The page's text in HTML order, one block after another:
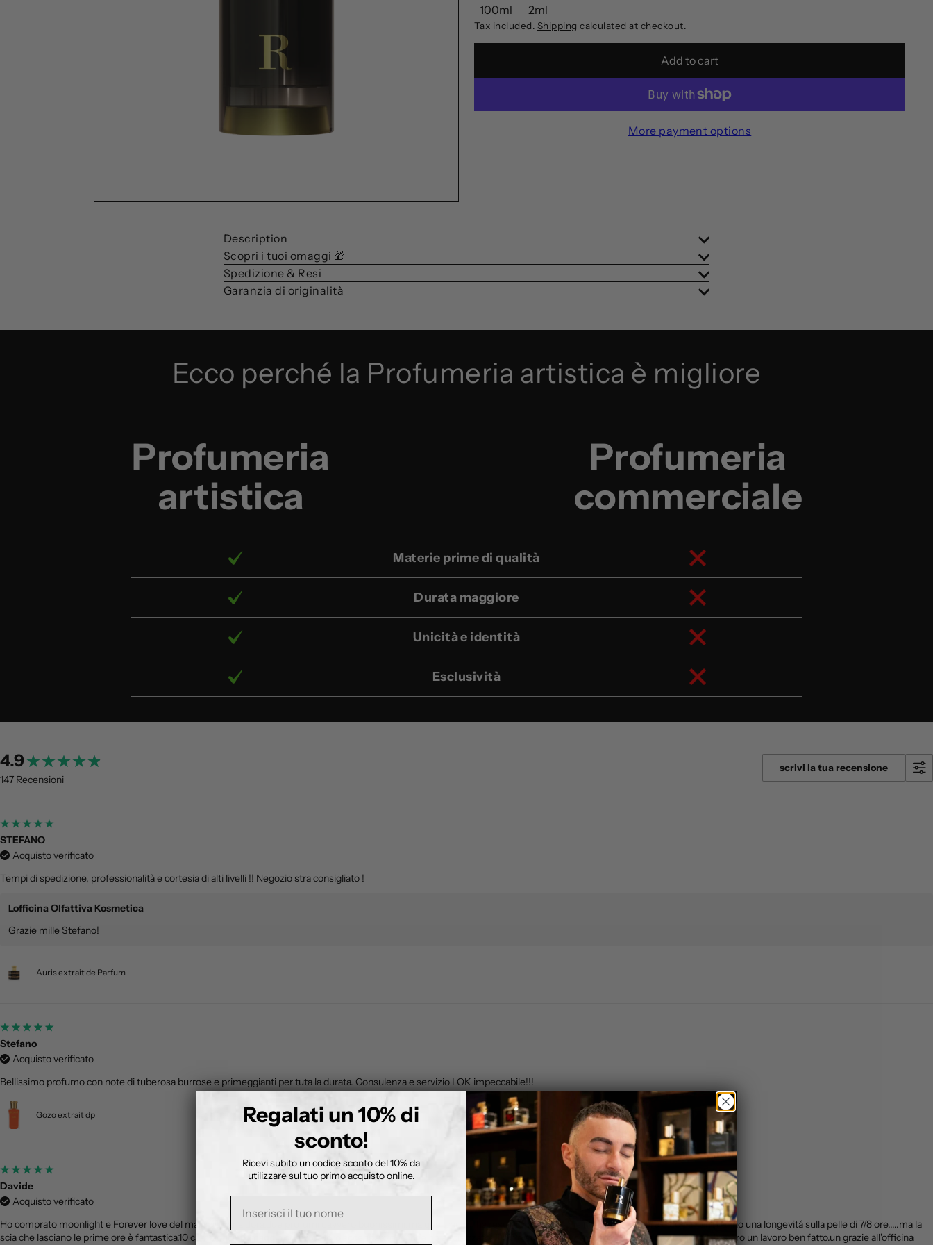
m
100ml
2ml
Tax included. Shipping calculated at checkout.
Add to cart
More payment options
Description
Scopri i tuoi omaggi 🎁
Spedizione & Resi
Garanzia di originalità
Ecco perché la Profumeria artistica è migliore
Profumeria
artistica
Profumeria
commerciale
Materie prime di qualità
Durata maggiore
Unicità e identità
Esclusività
4.9
147 Recensioni
scrivi la tua recensione
STEFANO
Acquisto verificato
Tempi di spedizione, professionalità e cortesia di alti livelli !! Negozio stra consigliato !
Lofficina Olfattiva Kosmetica
Grazie mille Stefano!
Auris extrait de Parfum
Stefano
Acquisto verificato
Bellissimo profumo con note di tuberosa burrose e primeggianti per tuta la durata. Consulenza e servizio LOK impeccabile!!!
Gozo extrait dp
Davide
Acquisto verificato
Ho comprato moonlight e Forever love del marchio pana dora.due profumi davvero buonissimi.ma quel che mi ha reso stupefatto,è che malgrado l'essere e de parfum,hanno una longevitá sulla pelle di 7/8 ore.....ma la
scia che lasciano le prime ore è fantastica.10 campioncini omaggio come da loro accennato.quel che ho apprezzato di piú è stato l'intero imballo.proprio a prova di urto.davvero un lavoro ben fatto.un grazie all'officina
Regalati un 10% di
sconto!
Ricevi subito un codice sconto del 10% da
utilizzare sul tuo primo acquisto online.